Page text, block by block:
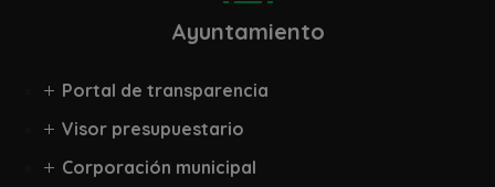
Ayuntamiento
Portal de transparencia
Visor presupuestario
Corporación municipal